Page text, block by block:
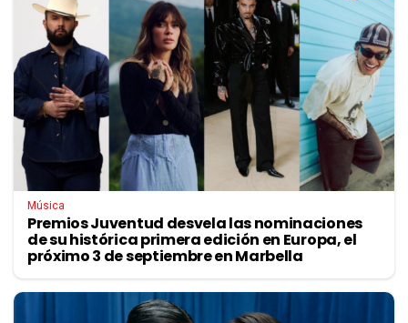
Música
Premios Juventud desvela las nominaciones
de su histórica primera edición en Europa, el
próximo 3 de septiembre en Marbella